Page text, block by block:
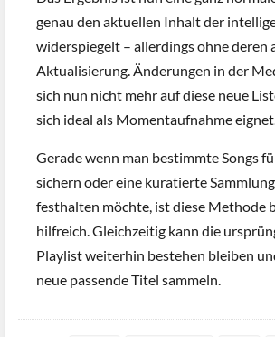
genau den aktuellen Inhalt der
widerspiegelt – allerdings ohne deren
Aktualisierung. Änderungen in der
sich nun nicht mehr auf diese neue
sich ideal als Momentaufnahme
Gerade wenn man bestimmte Songs
sichern oder eine kuratierte
festhalten möchte, ist diese Methode
hilfreich. Gleichzeitig kann die
Playlist weiterhin bestehen bleiben
neue passende Titel sammeln.